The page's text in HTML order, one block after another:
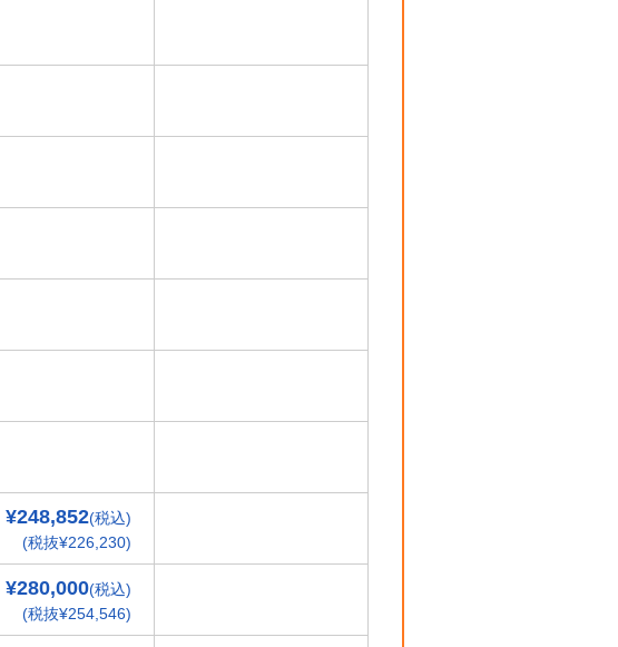
¥248,852(税込)
(税抜¥226,230)
¥280,000(税込)
(税抜¥254,546)